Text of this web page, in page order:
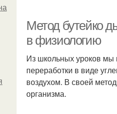
Метод бутейко
в физиологию
Из школьных уроков мы
переработки в виде
воздухом. В своей
организма.